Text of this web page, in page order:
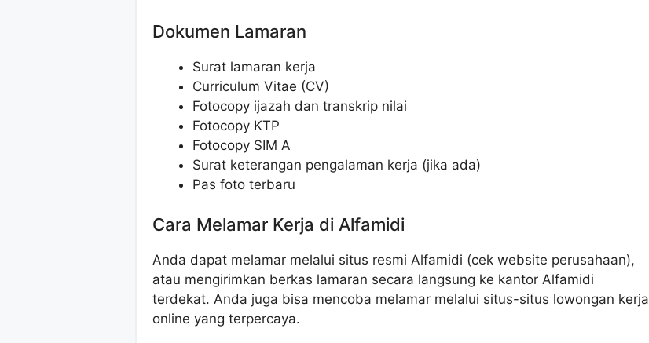
Dokumen Lamaran
Surat lamaran kerja
Curriculum Vitae (CV)
Fotocopy ijazah dan transkrip nilai
Fotocopy KTP
Fotocopy SIM A
Surat keterangan pengalaman kerja (jika ada)
Pas foto terbaru
Cara Melamar Kerja di Alfamidi
Anda dapat melamar melalui situs resmi Alfamidi (cek website perusahaan),
atau mengirimkan berkas lamaran secara langsung ke kantor Alfamidi
terdekat. Anda juga bisa mencoba melamar melalui situs-situs lowongan kerja
online yang terpercaya.